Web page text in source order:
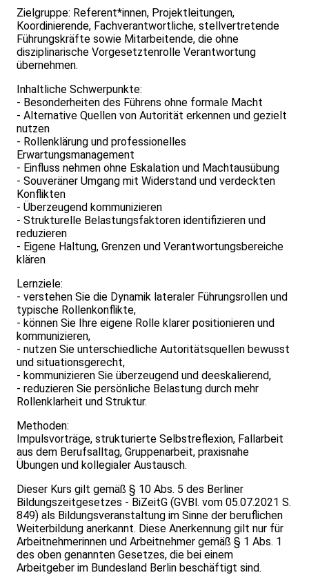
Zielgruppe: Referent*innen, Projektleitungen,
Koordinierende, Fachverantwortliche, stellvertretende
Führungskräfte sowie Mitarbeitende, die ohne
disziplinarische Vorgesetztenrolle Verantwortung
übernehmen.
Inhaltliche Schwerpunkte:
- Besonderheiten des Führens ohne formale Macht
- Alternative Quellen von Autorität erkennen und gezielt
nutzen
- Rollenklärung und professionelles
Erwartungsmanagement
- Einfluss nehmen ohne Eskalation und Machtausübung
- Souveräner Umgang mit Widerstand und verdeckten
Konflikten
- Überzeugend kommunizieren
- Strukturelle Belastungsfaktoren identifizieren und
reduzieren
- Eigene Haltung, Grenzen und Verantwortungsbereiche
klären
Lernziele:
- verstehen Sie die Dynamik lateraler Führungsrollen und
typische Rollenkonflikte,
- können Sie Ihre eigene Rolle klarer positionieren und
kommunizieren,
- nutzen Sie unterschiedliche Autoritätsquellen bewusst
und situationsgerecht,
- kommunizieren Sie überzeugend und deeskalierend,
- reduzieren Sie persönliche Belastung durch mehr
Rollenklarheit und Struktur.
Methoden:
Impulsvorträge, strukturierte Selbstreflexion, Fallarbeit
aus dem Berufsalltag, Gruppenarbeit, praxisnahe
Übungen und kollegialer Austausch.
Dieser Kurs gilt gemäß § 10 Abs. 5 des Berliner
Bildungszeitgesetzes - BiZeitG (GVBl. vom 05.07.2021 S.
849) als Bildungsveranstaltung im Sinne der beruflichen
Weiterbildung anerkannt. Diese Anerkennung gilt nur für
Arbeitnehmerinnen und Arbeitnehmer gemäß § 1 Abs. 1
des oben genannten Gesetzes, die bei einem
Arbeitgeber im Bundesland Berlin beschäftigt sind.